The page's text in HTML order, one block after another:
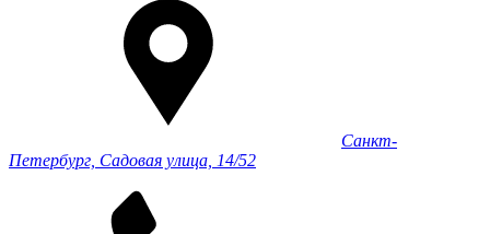
Санкт-
Петербург, Садовая улица, 14/52